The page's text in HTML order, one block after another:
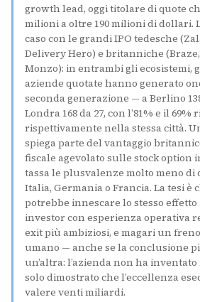
growth lead, oggi titolare di quote
milioni a oltre 190 milioni di dollari.
caso con le grandi IPO tedesche
Delivery Hero) e britanniche
Monzo): in entrambi gli ecosistemi,
aziende quotate hanno generato
seconda generazione — a Berlino
Londra 168 da 27, con l’81% e il 69%
rispettivamente nella stessa città.
spiega parte del vantaggio
fiscale agevolato sulle stock option
tassa le plusvalenze molto meno di
Italia, Germania o Francia. La tesi è
potrebbe innescare lo stesso
investor con esperienza operativa
exit più ambiziosi, e magari un
umano — anche se la conclusione
un’altra: l’azienda non ha
solo dimostrato che l’eccellenza
valere venti miliardi.